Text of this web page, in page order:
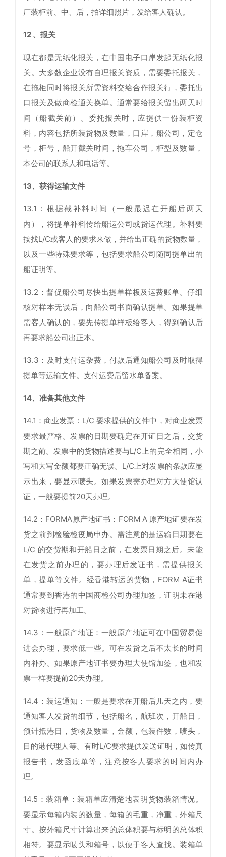
厂装柜前、中、后，拍详细照片，发给客人确认。
12 、报关
现在都是无纸化报关，在中国电子口岸发起无纸化报
关。大多数企业没有自理报关资质，需要委托报关，
在拖柜同时将报关所需资料交给合作报关行，委托出
口报关及做商检通关换单。通常要给报关留出两天时
间（船截关前）。委托报关时，应提供一份装柜资
料，内容包括所装货物及数量，口岸，船公司，定仓
号，柜号，船开截关时间，拖车公司，柜型及数量，
本公司的联系人和电话等。
13、获得运输文件
13.1：根据截补料时间（一般最迟在开船后两天
内），将提单补料传给船运公司或货运代理。补料要
按找L/C或客人的要求来做，并给出正确的货物数量，
以及一些特殊要求等，包括要求船公司随同提单出的
船证明等。
13.2：督促船公司尽快出提单样板及运费账单。仔细
核对样本无误后，向船公司书面确认提单。如果提单
需客人确认的，要先传提单样板给客人，得到确认后
再要求船公司出正本。
13.3：及时支付运杂费，付款后通知船公司及时取得
提单等运输文件。支付运费后留水单备案。
14、准备其他文件
14.1：商业发票：L/C 要求提供的文件中，对商业发票
要求最严格。发票的日期要确定在开证日之后，交货
期之前。发票中的货物描述要与L/C上的完全相同，小
写和大写金额都要正确无误。L/C上对发票的条款应显
示出来，要显示唛头。如果发票需办理对方大使馆认
证，一般要提前20天办理。
14.2：FORMA原产地证书：FORM A 原产地证要在发
货之前到检验检疫局申办。需注意的是运输日期要在
L/C 的交货期和开船日之前，在发票日期之后。未能
在发货之前办理的，要办理后发证书，需提供报关
单，提单等文件。经香港转运的货物，FORM A证书
通常要到香港的中国商检公司办理加签，证明未在港
对货物进行再加工。
14.3：一般原产地证：一般原产地证可在中国贸易促
进会办理，要求低一些。可在发货之后不太长的时间
内补办。如果原产地证书要办理大使馆加签，也和发
票一样要提前20天办理。
14.4：装运通知：一般是要求在开船后几天之内，要
通知客人发货的细节，包括船名，航班次，开船日，
预计抵港日，货物及数量，金额，包装件数，唛头，
目的港代理人等。有时L/C要求提供发送证明，如传真
报告书，发函底单等，注意按客人要求的时间内办
理。
14.5：装箱单：装箱单应清楚地表明货物装箱情况。
要显示每箱内装的数量，每箱的毛重，净重，外箱尺
寸。按外箱尺寸计算出来的总体积要与标明的总体积
相符。要显示唛头和箱号，以便于客人查找。装箱单